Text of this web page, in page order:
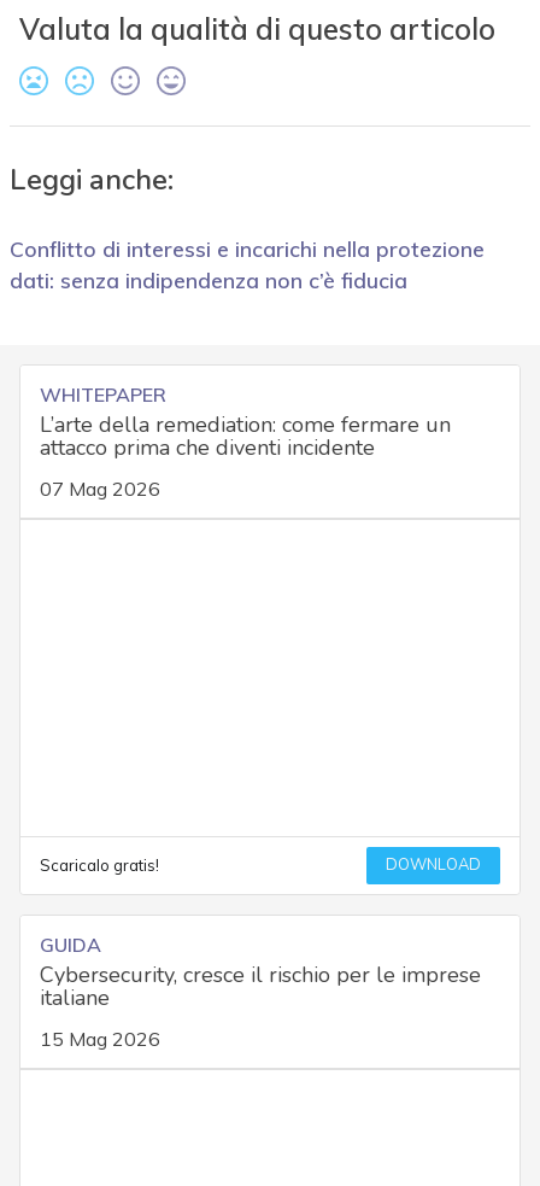
Valuta la qualità di questo articolo
Leggi anche:
Conflitto di interessi e incarichi nella protezione
dati: senza indipendenza non c’è fiducia
WHITEPAPER
L’arte della remediation: come fermare un
attacco prima che diventi incidente
07 Mag 2026
Scaricalo gratis! DOWNLOAD
GUIDA
Cybersecurity, cresce il rischio per le imprese
italiane
15 Mag 2026